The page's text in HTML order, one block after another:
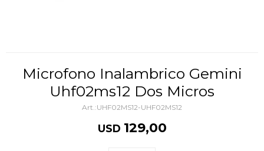
Microfono Inalambrico Gemini
Uhf02ms12 Dos Micros
UHF02MS12-UHF02MS12
USD 129,00